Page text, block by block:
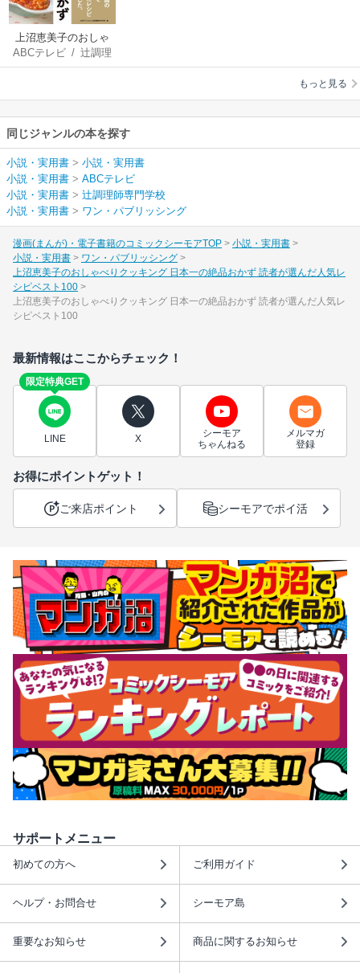
上沼恵美子のおしゃ
べりクッキング 日本
一の絶品おかず 読者
ベスト100
ABCテレビ /辻調理
師専門学校
もっと見る
同じジャンルの本を探す
小説・実用書 > 小説・実用書
小説・実用書 > ABCテレビ
小説・実用書 > 辻調理師専門学校
小説・実用書 > ワン・パブリッシング
漫画(まんが)・電子書籍のコミックシーモアTOP
小説・実用書
小説・実用書
ワン・パブリッシング
上沼恵美子のおしゃべりクッキング 日本一の絶品おかず 読者が選んだ人気レ
シピベスト100
上沼恵美子のおしゃべりクッキング 日本一の絶品おかず 読者が選んだ人気レ
シピベスト100
最新情報はここからチェック！
限定特典GET
LINE X
シーモア
ちゃんねる
メルマガ
登録
お得にポイントゲット！
ご来店ポイント シーモアでポイ活
サポートメニュー
初めての方へ ご利用ガイド
ヘルプ・お問合せ シーモア島
重要なお知らせ 商品に関するお知らせ